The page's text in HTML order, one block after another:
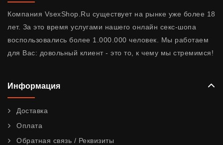
Компания VsexShop.Ru существует на рынке уже более 18
лет. За это время услугами нашего онлайн секс-шопа
воспользовались более 1.000.000 человек. Мы работаем
для Вас: довольный клиент - это то, к чему мы стремимся!
Информация
Доставка
Оплата
Обратная связь / Реквизиты